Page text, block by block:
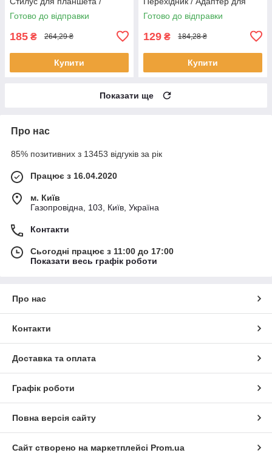
Стилус ручка для телефону
Готово до відправки
185 ₴ 264,29 ₴
Купити
телефона
Готово до відправки
129 ₴ 184,28 ₴
Купити
Показати ще
Про нас
85% позитивних з 13453 відгуків за рік
Працює з 16.04.2020
м. Київ
Газопровідна, 103, Київ, Україна
Контакти
Сьогодні працює з 11:00 до 17:00
Показати весь графік роботи
Про нас
Контакти
Доставка та оплата
Графік роботи
Повна версія сайту
Сайт створено на маркетплейсі Prom.ua